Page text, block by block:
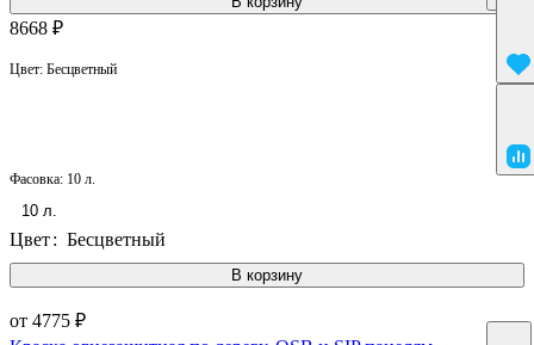
В корзину
8668 ₽
Цвет: Бесцветный
Фасовка: 10 л.
10 л.
Цвет: Бесцветный
от 4775 ₽